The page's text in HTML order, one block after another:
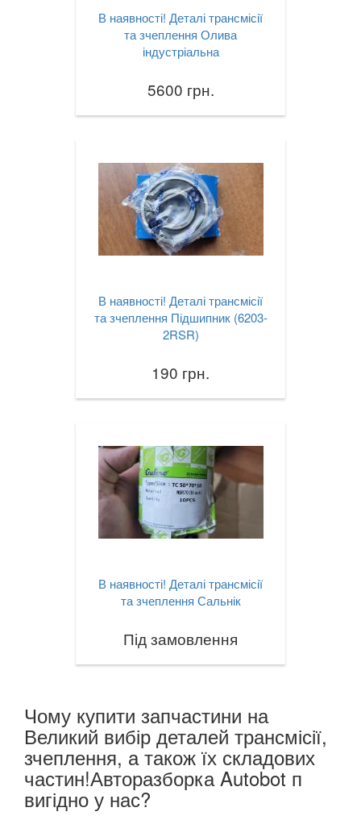
В наявності! Деталі трансмісії
та зчеплення Олива
індустріальна
5600 грн.
В наявності! Деталі трансмісії
та зчеплення Підшипник (6203-
2RSR)
190 грн.
В наявності! Деталі трансмісії
та зчеплення Сальнік
Під замовлення
Чому купити запчастини на
Великий вибір деталей трансмісії,
зчеплення, а також їх складових
частин!Авторазборка Autobot п
вигідно у нас?